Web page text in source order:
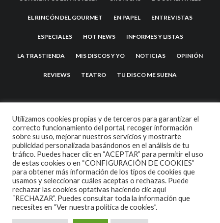
EL RINCÓN DEL GOURMET EN PAPEL ENTREVISTAS
ESPECIALES HOT NEWS INFORMES Y LISTAS
LA TRASTIENDA MIS DISCOS Y YO NOTICIAS OPINIÓN
REVIEWS TEATRO TU DISCO ME SUENA
2007 COPYRIGHT -CODETIPITHEME
Utilizamos cookies propias y de terceros para garantizar el
correcto funcionamiento del portal, recoger información
sobre su uso, mejorar nuestros servicios y mostrarte
publicidad personalizada basándonos en el análisis de tu
tráfico. Puedes hacer clic en “ACEPTAR” para permitir el uso
de estas cookies o en “CONFIGURACIÓN DE COOKIES”
para obtener más información de los tipos de cookies que
usamos y seleccionar cuáles aceptas o rechazas. Puede
rechazar las cookies optativas haciendo clic aquí
“RECHAZAR”. Puedes consultar toda la información que
necesites en “Ver nuestra política de cookies”.